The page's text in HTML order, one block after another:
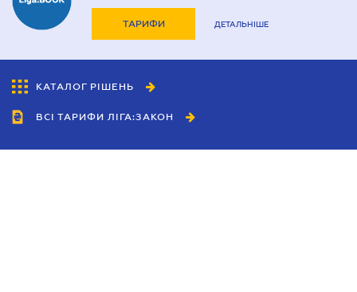
ТАРИФИ ДЕТАЛЬНІШЕ
КАТАЛОГ РІШЕНЬ
ВСІ ТАРИФИ ЛІГА:ЗАКОН